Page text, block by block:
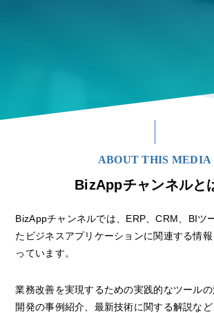
ABOUT THIS MEDIA
BizAppチャンネルと
BizAppチャンネルでは、ERP、CRM、BIツ
たビジネスアプリケーションに関連する情
っています。
業務改善を実現するための実践的なツールの
開発の事例紹介、最新技術に関する解説な